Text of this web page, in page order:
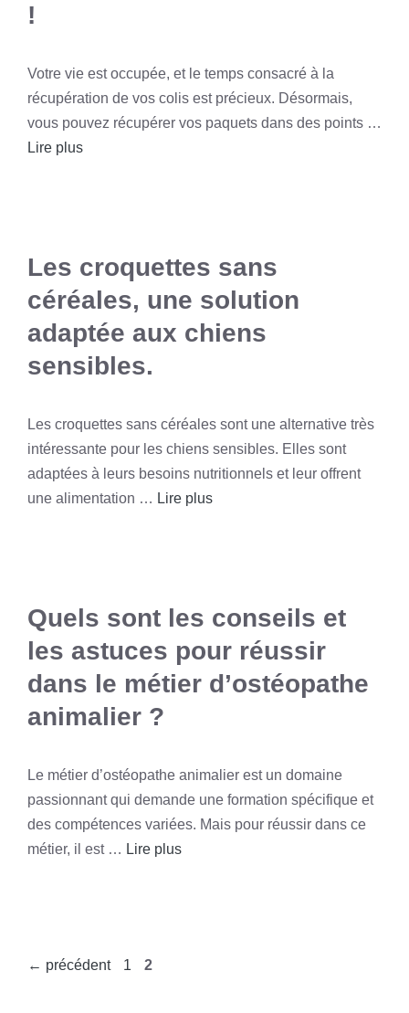
!
Votre vie est occupée, et le temps consacré à la
récupération de vos colis est précieux. Désormais,
vous pouvez récupérer vos paquets dans des points …
Lire plus
Les croquettes sans
céréales, une solution
adaptée aux chiens
sensibles.
Les croquettes sans céréales sont une alternative très
intéressante pour les chiens sensibles. Elles sont
adaptées à leurs besoins nutritionnels et leur offrent
une alimentation … Lire plus
Quels sont les conseils et
les astuces pour réussir
dans le métier d’ostéopathe
animalier ?
Le métier d’ostéopathe animalier est un domaine
passionnant qui demande une formation spécifique et
des compétences variées. Mais pour réussir dans ce
métier, il est … Lire plus
← précédent Page
1 Page
2